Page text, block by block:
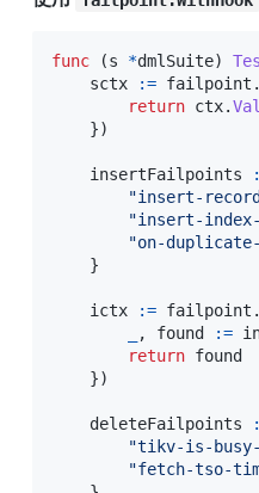
func (s *dmlSuite)
    sctx
:= failpoint .
return ctx.
})
    insertFailpoints
"insert-
"insert-
"on-
}
    ictx
:= failpoint .
, found :=
return found
})
    deleteFailpoints
"tikv-is-
"fetch-tso-